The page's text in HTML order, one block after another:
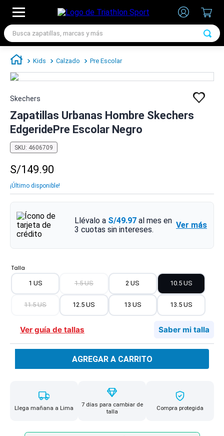
Busca zapatillas, marcas y más
Kids Calzado Pre Escolar
Skechers
Zapatillas Urbanas Hombre Skechers
EdgeridePre Escolar Negro
SKU: 4606709
S/149.90
¡Último disponible!
Llévalo a S/49.97 al mes en
3 cuotas sin intereses. Ver más
Talla
1 US 1.5 US 2 US 10.5 US
11.5 US 12.5 US 13 US 13.5 US
Ver guía de tallas Saber mi talla
AGREGAR A CARRITO
Llega mañana a Lima
7 días para cambiar de
talla
Compra protegida
3 .
4.
zapatillas adidas mujer
6.
zapatillas nike hombre
7. zapatillas nike mujer